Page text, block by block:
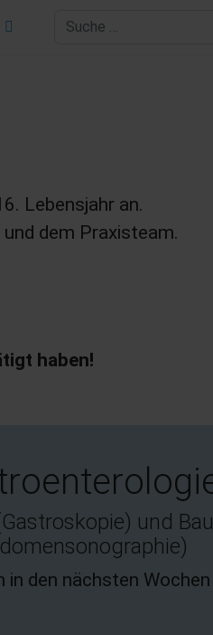
Suchen
Lebensjahr an.
dem Praxisteam.
haben!
und
in den nächsten